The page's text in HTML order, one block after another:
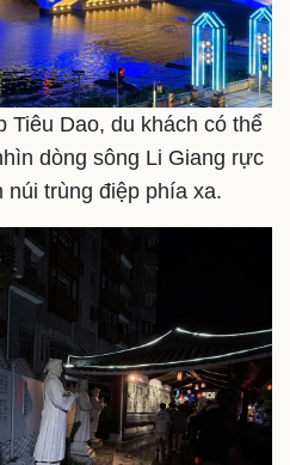
Dao, du khách có thể
dòng sông Li Giang rực
núi trùng điệp phía xa.